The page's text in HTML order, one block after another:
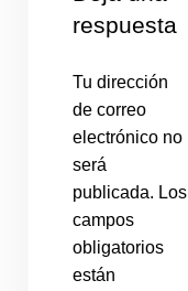
respuesta
Tu dirección
de correo
electrónico no
será
publicada. Los
campos
obligatorios
están